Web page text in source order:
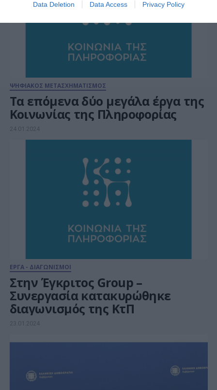
Data Deletion Data Access Privacy Policy
ΨΗΦΙΑΚΟΣ ΜΕΤΑΣΧΗΜΑΤΙΣΜΟΣ
Τα επόμενα δύο μεγάλα έργα της
Κοινωνίας της Πληροφορίας
24.01.2024
ΕΡΓΑ - ΔΙΑΓΩΝΙΣΜΟΙ
Στην Έγκριτος Group –
Συνεργασία κατακυρώθηκε
διαγωνισμός της ΚτΠ
23.01.2024